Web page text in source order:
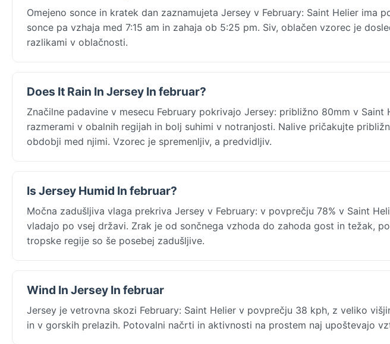
Omejeno sonce in kratek dan zaznamujeta Jersey v February: Saint Helier ima
sonce pa vzhaja med 7:15 am in zahaja ob 5:25 pm. Siv, oblačen vzorec je
razlikami v oblačnosti.
Does It Rain In Jersey In februar?
Značilne padavine v mesecu February pokrivajo Jersey: približno 80mm v Saint
razmerami v obalnih regijah in bolj suhimi v notranjosti. Nalive pričakujte
obdobji med njimi. Vzorec je spremenljiv, a predvidljiv.
Is Jersey Humid In februar?
Močna zadušljiva vlaga prekriva Jersey v February: v povprečju 78% v Saint
vladajo po vsej državi. Zrak je od sončnega vzhoda do zahoda gost in težak,
tropske regije so še posebej zadušljive.
Wind In Jersey In februar
Jersey je vetrovna skozi February: Saint Helier v povprečju 38 kph, z veliko
in v gorskih prelazih. Potovalni načrti in aktivnosti na prostem naj upoštevajo